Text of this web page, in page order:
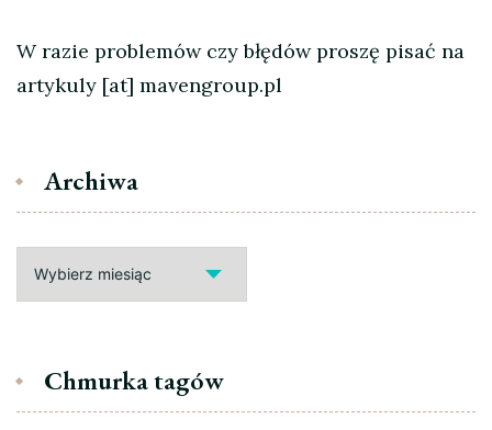
W razie problemów czy błędów proszę pisać na
artykuly [at] mavengroup.pl
Archiwa
Chmurka tagów